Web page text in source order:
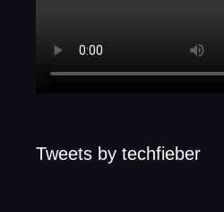
Tweets by techfieber